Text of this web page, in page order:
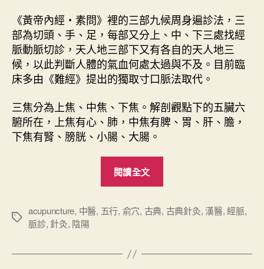
《黃帝內經・素問》裡的三部九候周身遍診法，三
部為切頭、手、足，每部又分上、中、下三處找經
脈動脈切診，天人地三部下又有各自的天人地三
候，以此判斷人體的氣血何處太過與不及。目前臨
床多由《難經》提出的獨取寸口脈法取代。
三焦分為上焦、中焦、下焦。解剖觀點下的五臟六
腑所在，上焦有心、肺，中焦有脾、胃、肝、膽，
下焦有腎、膀胱、小腸、大腸。
閱讀全文
心
上
標
acupuncture, 中醫, 五行, 俞穴, 古典, 古典針灸, 漢醫,經脈,
脈診, 針灸, 陰陽